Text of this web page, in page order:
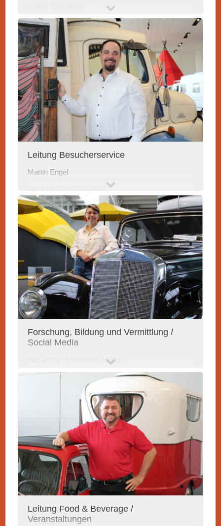
Tel. +49 7524 976676-32
ie@erwin-hymer-museum
.de
Leitung Besucherservice
Martin Engel
Tel. +49 7524 976676-45
me@erwin-hymer-museum.de
Forschung, Bildung und Vermittlung /
Social Media
Alexandra Hohenester-Müller
Tel.: 07524 976676-35
alh@erwin-hymer-museum.de
Leitung Food & Beverage /
Veranstaltungen